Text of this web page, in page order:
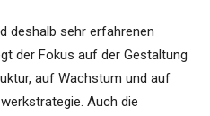
deshalb sehr erfahrenen
der Fokus auf der Gestaltung
auf Wachstum und auf
Auch die